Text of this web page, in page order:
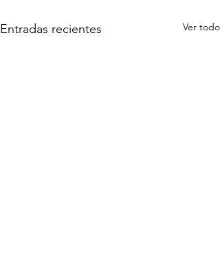
Entradas recientes Ver todo